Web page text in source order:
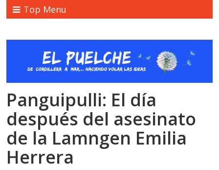
Top Menu
Panguipulli: El día
después del asesinato
de la Lamngen Emilia
Herrera